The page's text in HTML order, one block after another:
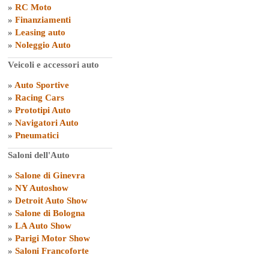
» RC Moto
» Finanziamenti
» Leasing auto
» Noleggio Auto
Veicoli e accessori auto
» Auto Sportive
» Racing Cars
» Prototipi Auto
» Navigatori Auto
» Pneumatici
Saloni dell'Auto
» Salone di Ginevra
» NY Autoshow
» Detroit Auto Show
» Salone di Bologna
» LA Auto Show
» Parigi Motor Show
» Saloni Francoforte